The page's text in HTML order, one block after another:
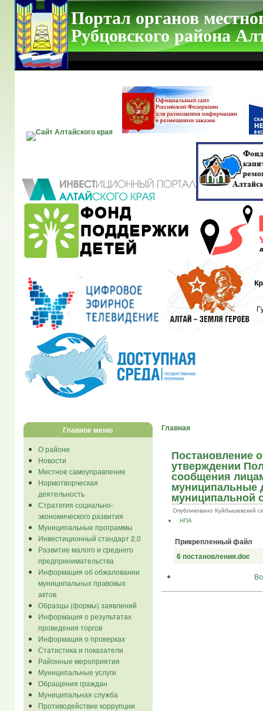
Портал органов
Рубцовского района
Главное меню
О районе
Новости
Местное самоуправление
Нормотворческая
деятельность
Стратегия социально-
экономического развития
Муниципальные программы
Инвестиционный стандарт 2.0
Развитие малого и среднего
предпринимательства
Информация об обжаловании
муниципальных правовых
актов
Образцы (формы) заявлений
Информация о результатах
проведения торгов
Информация о проверках
Статистика и показатели
Районные мероприятия
Муниципальные услуги
Обращения граждан
Муниципальная служба
Противодействие коррупции
Главная
Постановление
утверждении
сообщения
муниципальные
муниципальной
Опубликовано Куйбышевский
НПА
Прикрепленный файл
6 постановления.doc